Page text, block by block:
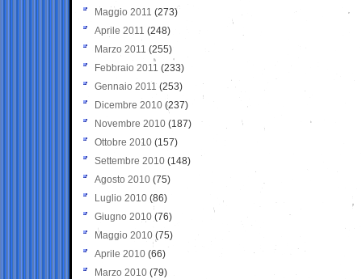
Maggio 2011 (273)
Aprile 2011 (248)
Marzo 2011 (255)
Febbraio 2011 (233)
Gennaio 2011 (253)
Dicembre 2010 (237)
Novembre 2010 (187)
Ottobre 2010 (157)
Settembre 2010 (148)
Agosto 2010 (75)
Luglio 2010 (86)
Giugno 2010 (76)
Maggio 2010 (75)
Aprile 2010 (66)
Marzo 2010 (79)